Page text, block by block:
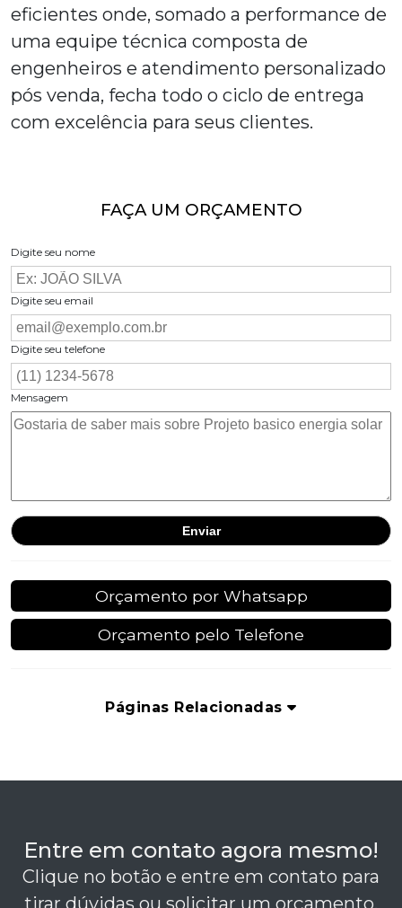
eficientes onde, somado a performance de
uma equipe técnica composta de
engenheiros e atendimento personalizado
pós venda, fecha todo o ciclo de entrega
com excelência para seus clientes.
FAÇA UM ORÇAMENTO
Digite seu nome
Digite seu email
Digite seu telefone
Mensagem
Orçamento por Whatsapp
Orçamento pelo Telefone
Páginas Relacionadas
Entre em contato agora mesmo!
Clique no botão e entre em contato para
tirar dúvidas ou solicitar um orçamento.